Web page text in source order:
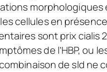
morphologiques
cellules en
sont prix cialis
de l’HBP, ou
de sld ne